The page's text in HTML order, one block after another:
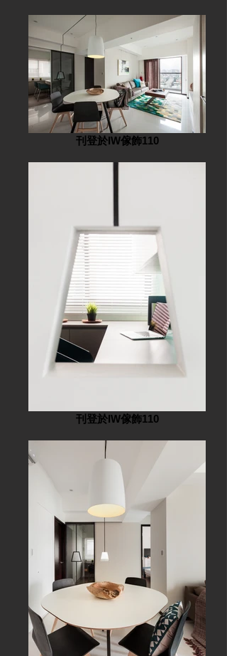
刊登於IW傢飾110
刊登於IW傢飾110